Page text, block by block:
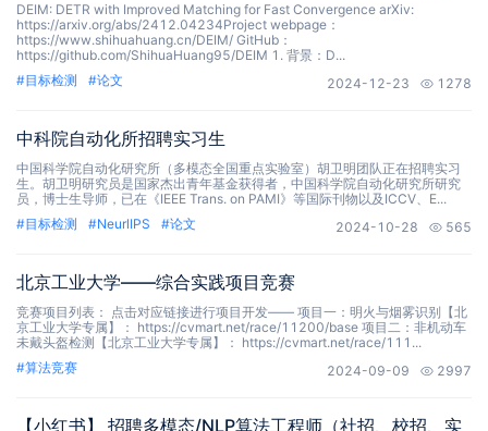
DEIM: DETR with Improved Matching for Fast Convergence arXiv:
https://arxiv.org/abs/2412.04234Project webpage：
https://www.shihuahuang.cn/DEIM/ GitHub：
https://github.com/ShihuaHuang95/DEIM 1. 背景：D...
#目标检测 #论文 2024-12-23 1278
中科院自动化所招聘实习生
中国科学院自动化研究所（多模态全国重点实验室）胡卫明团队正在招聘实习
生。胡卫明研究员是国家杰出青年基金获得者，中国科学院自动化研究所研究
员，博士生导师，已在《IEEE Trans. on PAMI》等国际刊物以及ICCV、E...
#目标检测 #NeurlIPS #论文 2024-10-28 565
北京工业大学——综合实践项目竞赛
竞赛项目列表： 点击对应链接进行项目开发—— 项目一：明火与烟雾识别【北
京工业大学专属】： https://cvmart.net/race/11200/base 项目二：非机动车
未戴头盔检测【北京工业大学专属】： https://cvmart.net/race/111...
#算法竞赛 2024-09-09 2997
【小红书】 招聘多模态/NLP算法工程师（社招、校招、实